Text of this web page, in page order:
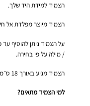
הצמיד למידת היד שלך.
הצמיד מיוצר מפלדת אל
/ מילה על פי בחירה.
הצמיד מגיע באורך 18 ס״מ + 4 ס״מ של שרשרת הארכה.
למי הצמיד מתאים?